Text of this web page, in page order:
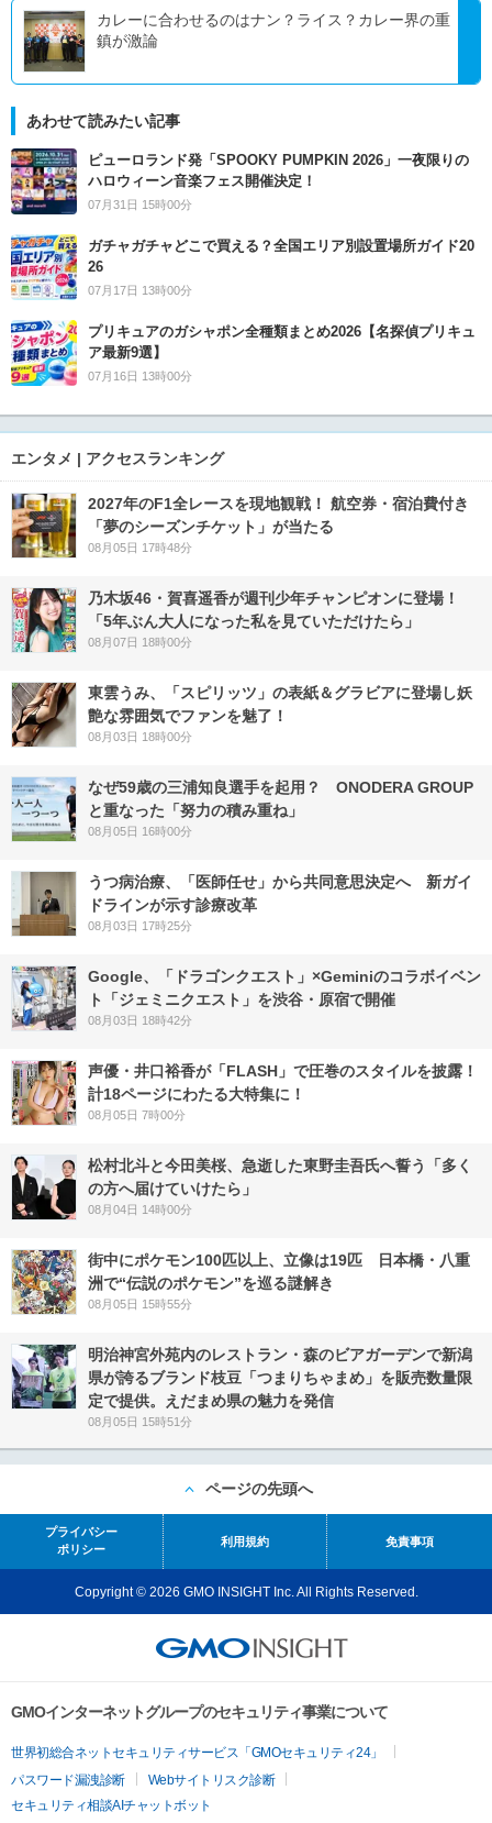
カレーに合わせるのはナン？ライス？カレー界の重
鎮が激論
あわせて読みたい記事
ピューロランド発「SPOOKY PUMPKIN 2026」一夜限りの
ハロウィーン音楽フェス開催決定！
07月31日 15時00分
ガチャガチャどこで買える？全国エリア別設置場所ガイド20
26
07月17日 13時00分
プリキュアのガシャポン全種類まとめ2026【名探偵プリキュ
ア最新9選】
07月16日 13時00分
エンタメ | アクセスランキング
2027年のF1全レースを現地観戦！ 航空券・宿泊費付き
「夢のシーズンチケット」が当たる
08月05日 17時48分
乃木坂46・賀喜遥香が週刊少年チャンピオンに登場！
「5年ぶん大人になった私を見ていただけたら」
08月07日 18時00分
東雲うみ、「スピリッツ」の表紙＆グラビアに登場し妖
艶な雰囲気でファンを魅了！
08月03日 18時00分
なぜ59歳の三浦知良選手を起用？ ONODERA GROUP
と重なった「努力の積み重ね」
08月05日 16時00分
うつ病治療、「医師任せ」から共同意思決定へ 新ガイ
ドラインが示す診療改革
08月03日 17時25分
Google、「ドラゴンクエスト」×Geminiのコラボイベン
ト「ジェミニクエスト」を渋谷・原宿で開催
08月03日 18時42分
声優・井口裕香が「FLASH」で圧巻のスタイルを披露！
計18ページにわたる大特集に！
08月05日 7時00分
松村北斗と今田美桜、急逝した東野圭吾氏へ誓う「多く
の方へ届けていけたら」
08月04日 14時00分
街中にポケモン100匹以上、立像は19匹 日本橋・八重
洲で“伝説のポケモン”を巡る謎解き
08月05日 15時55分
明治神宮外苑内のレストラン・森のビアガーデンで新潟
県が誇るブランド枝豆「つまりちゃまめ」を販売数量限
定で提供。えだまめ県の魅力を発信
08月05日 15時51分
ページの先頭へ
プライバシー
ポリシー
利用規約 免責事項
Copyright © 2026 GMO INSIGHT Inc. All Rights Reserved.
GMOインターネットグループのセキュリティ事業について
世界初総合ネットセキュリティサービス「GMOセキュリティ24」
パスワード漏洩診断
Webサイトリスク診断
セキュリティ相談AIチャットボット